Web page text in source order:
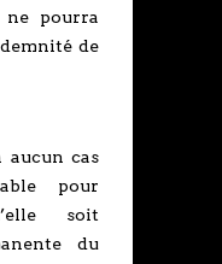
pourra
de
aucun cas
pour
soit
du